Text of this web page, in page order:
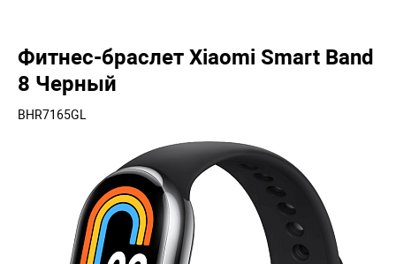
Фитнес-браслет Xiaomi Smart Band
8 Черный
BHR7165GL